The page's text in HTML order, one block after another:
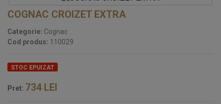
COGNAC CROIZET EXTRA
Categorie: Cognac
Cod produs: 110029
STOC EPUIZAT
Pret: 734LEI